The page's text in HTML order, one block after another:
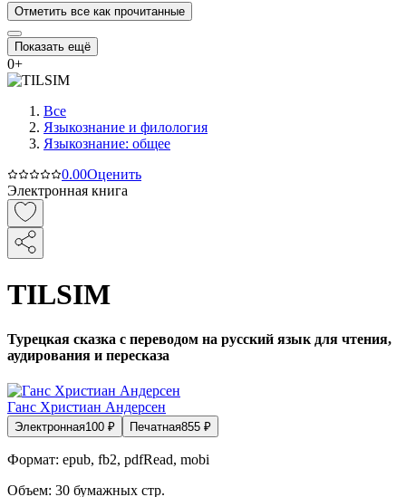
Отметить все как прочитанные
Показать ещё
0+
Все
Языкознание и филология
Языкознание: общее
0.00Оценить
Электронная книга
TILSIM
Турецкая сказка с переводом на русский язык для чтения,
аудирования и пересказа
Ганс Христиан Андерсен
Электронная100 ₽ Печатная855 ₽
Формат: epub, fb2, pdfRead, mobi
Объем: 30 бумажных стр.